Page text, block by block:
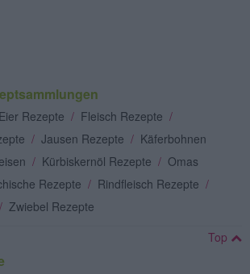
Eier Rezepte / Fleisch Rezepte /
/ Jausen Rezepte / Käferbohnen
/ Kürbiskernöl Rezepte / Omas
Rezepte / Rindfleisch Rezepte /
/ Zwiebel Rezepte
Top